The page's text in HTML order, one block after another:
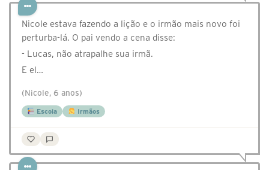
Nicole estava fazendo a lição e o irmão mais novo foi
perturba-lá. O pai vendo a cena disse:
- Lucas, não atrapalhe sua irmã.
E el…
(Nicole, 6 anos)
Escola Irmãos